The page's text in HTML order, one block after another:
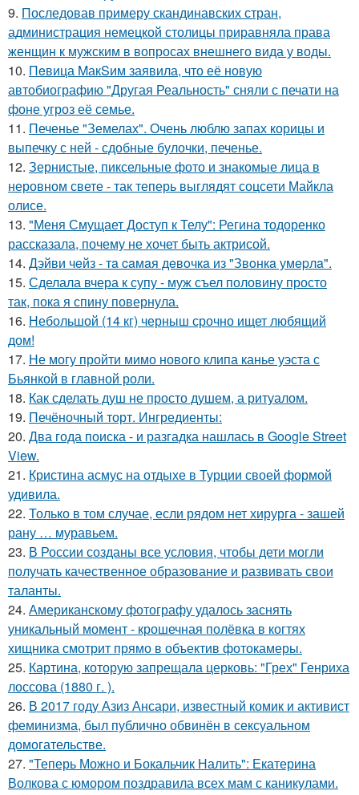
9. Последовав примеру скандинавских стран,
администрация немецкой столицы приравняла права
женщин к мужским в вопросах внешнего вида у воды.
10. Пeвица MакSим заявила, что её новую
автобиографию "Другая Реальность" сняли с печати на
фоне угроз её семье.
11. Печенье "Земелах". Очень люблю запах корицы и
выпечку с ней - сдобные булочки, печенье.
12. Зернистые, пиксельные фото и знакомые лица в
неровном свете - так теперь выглядят соцсети Майкла
олисе.
13. "Меня Смущает Доступ к Телу": Регина тодоренко
рассказала, почему не хочет быть актрисой.
14. Дэйви чeйз - тa caмaя дeвoчкa из "Звoнкa умepлa".
15. Сделала вчера к супу - муж съел половину просто
так, пока я спину повернула.
16. Небольшой (14 кг) черныш срочно ищет любящий
дом!
17. Не могу пройти мимо нового клипа канье уэста с
Бьянкой в главной роли.
18. Как сделать душ не просто душем, а ритуалом.
19. Печёночный торт. Ингредиенты:
20. Два года поиска - и разгадка нашлась в Google Street
View.
21. Кристина асмус на отдыхе в Турции своей формой
удивила.
22. Только в том случае, если рядом нет хирурга - зашей
рану … муравьем.
23. В России созданы все условия, чтобы дети могли
получать качественное образование и развивать свои
таланты.
24. Американскому фотографу удалось заснять
уникальный момент - крошечная полёвка в когтях
хищника смотрит прямо в объектив фотокамеры.
25. Картина, которую запрещала церковь: "Грех" Генриха
лоссова (1880 г. ).
26. В 2017 году Азиз Ансари, известный комик и активист
феминизма, был публично обвинён в сексуальном
домогательстве.
27. "Теперь Можно и Бокальчик Налить": Екатерина
Волкова с юмором поздравила всех мам с каникулами.